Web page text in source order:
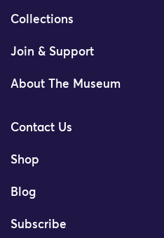
Collections
Join & Support
About The Museum
Contact Us
Shop
Blog
Subscribe